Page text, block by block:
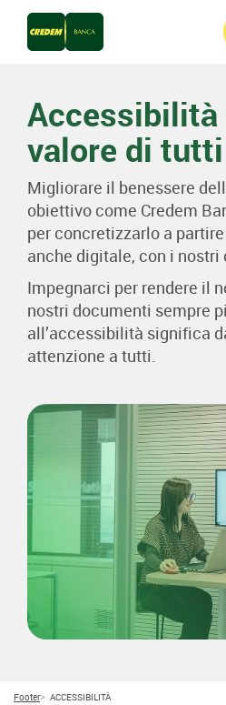
valore di tutti
Migliorare il benessere
obiettivo come Credem
per concretizzarlo a
anche digitale, con i nostri
Impegnarci per rendere il
nostri documenti sempre
all’accessibilità significa
attenzione a tutti.
Footer ACCESSIBILITÀ